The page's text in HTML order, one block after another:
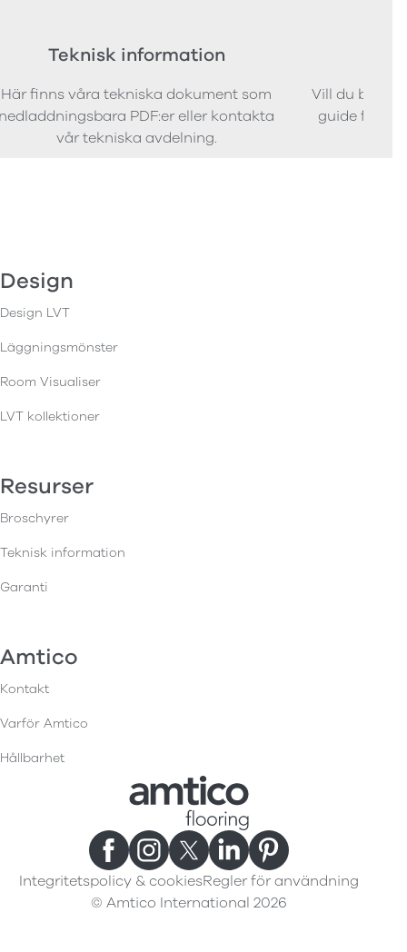
Teknisk information
Här finns våra tekniska dokument som
PDF:er eller kontakta
vår tekniska avdelning.
Vill du
guide för
Design
Design LVT
Läggningsmönster
Room Visualiser
LVT kollektioner
Resurser
Broschyrer
Teknisk information
Garanti
Amtico
Kontakt
Varför Amtico
Hållbarhet
Integritetspolicy & cookiesRegler för användning
© Amtico International 2026